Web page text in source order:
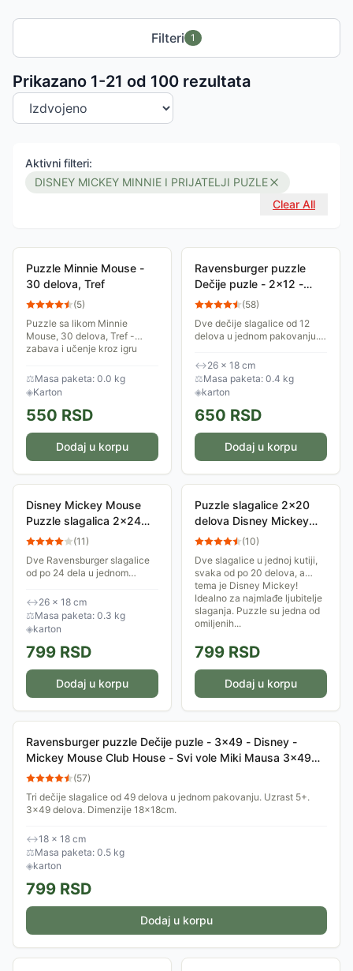
Filteri 1
Prikazano 1-21 od 100 rezultata
Sortiranje proizvoda
Aktivni filteri:
DISNEY MICKEY MINNIE I PRIJATELJI PUZLE
Clear All
Puzzle Minnie Mouse -
30 delova, Tref
(5)
Puzzle sa likom Minnie
Mouse, 30 delova, Tref -
zabava i učenje kroz igru
⚖Masa paketa: 0.0 kg
◈Karton
550 RSD
Dodaj u korpu
Ravensburger puzzle
Dečije puzle - 2x12 -
Disney - Mickey Mouse
RA07565
(58)
Dve dečije slagalice od 12
delova u jednom pakovanju.
Dimenzije 26x18cm.
↔26 × 18 cm
⚖Masa paketa: 0.4 kg
◈karton
650 RSD
Dodaj u korpu
Disney Mickey Mouse
Puzzle slagalica 2x24
dela Ravensburger
(11)
Dve Ravensburger slagalice
od po 24 dela u jednom
Mickey Mouse. Puzzle su
omiljene igračke jer se na
zabavan način uče...
↔26 × 18 cm
⚖Masa paketa: 0.3 kg
◈karton
799 RSD
Dodaj u korpu
Puzzle slagalice 2x20
delova Disney Mickey
Clementoni 24791
(10)
Dve slagalice u jednoj kutiji,
svaka od po 20 delova, a
tema je Disney Mickey!
Idealno za najmlađe ljubitelje
slaganja. Puzzle su jedna od
omiljenih...
799 RSD
Dodaj u korpu
Ravensburger puzzle Dečije puzle - 3x49 - Disney -
Mickey Mouse Club House - Svi vole Miki Mausa 3x49
delova RA09247
(57)
Tri dečije slagalice od 49 delova u jednom pakovanju. Uzrast 5+.
3x49 delova. Dimenzije 18x18cm.
↔18 × 18 cm
⚖Masa paketa: 0.5 kg
◈karton
799 RSD
Dodaj u korpu